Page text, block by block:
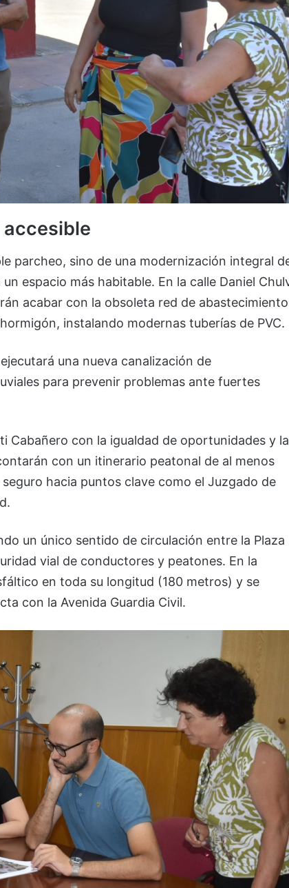
parcheo, sino de una modernización integral
espacio más habitable. En la calle Daniel
acabar con la obsoleta red de abastecimiento
instalando modernas tuberías de PVC.
una nueva canalización de
para prevenir problemas ante fuertes
Cabañero con la igualdad de oportunidades y la
con un itinerario peatonal de al menos
hacia puntos clave como el Juzgado de
un único sentido de circulación entre la Plaza
vial de conductores y peatones. En la
en toda su longitud (180 metros) y se
con la Avenida Guardia Civil.